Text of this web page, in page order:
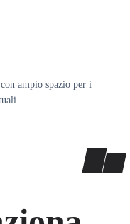
ampio spazio per i